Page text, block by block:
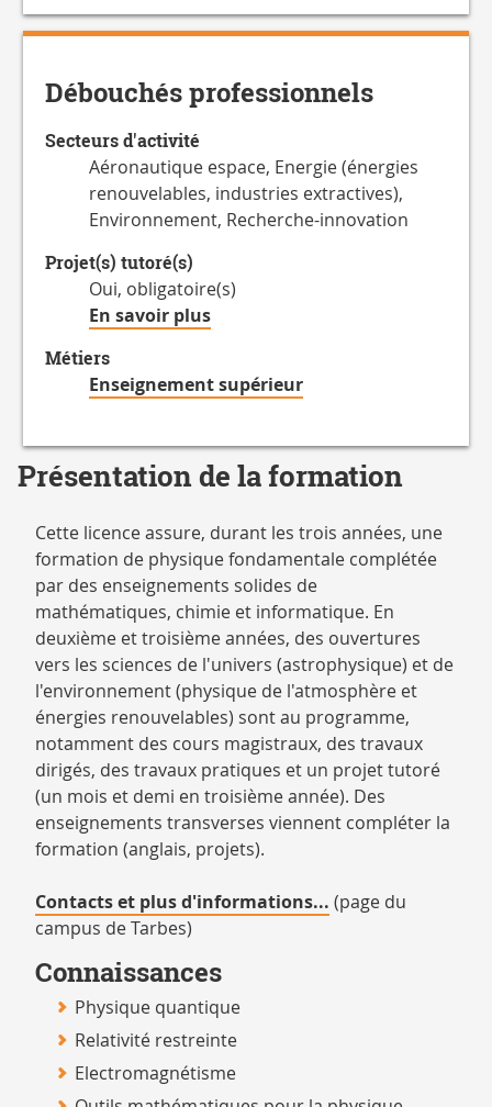
de
la
de
hebdomadaire
Débouchés professionnels
Secteurs d'activité
Aéronautique espace, Energie (énergies
renouvelables, industries extractives),
Environnement, Recherche-innovation
Projet(s) tutoré(s)
Oui, obligatoire(s)
En savoir plusà
Projet(s)
Métiers
Enseignement supérieur
Présentation de la formation
Cette licence assure, durant les trois années, une
formation de physique fondamentale complétée
par des enseignements solides de
mathématiques, chimie et informatique. En
deuxième et troisième années, des ouvertures
vers les sciences de l'univers (astrophysique) et de
l'environnement (physique de l'atmosphère et
énergies renouvelables) sont au programme,
notamment des cours magistraux, des travaux
dirigés, des travaux pratiques et un projet tutoré
(un mois et demi en troisième année). Des
enseignements transverses viennent compléter la
formation (anglais, projets).
Contacts et plus d'informations... (page du
campus de Tarbes)
Connaissances
Physique quantique
Relativité restreinte
Electromagnétisme